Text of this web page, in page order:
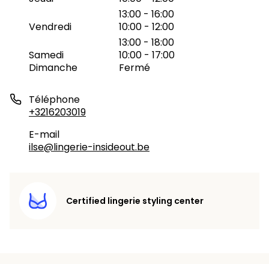
13:00 - 16:00
Vendredi
10:00 - 12:00
13:00 - 18:00
Samedi
10:00 - 17:00
Dimanche
Fermé
Téléphone
+3216203019
E-mail
ilse@lingerie-insideout.be
Certified lingerie styling center